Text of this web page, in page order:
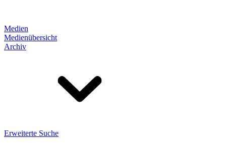
Medien
Medienübersicht
Archiv
Erweiterte Suche